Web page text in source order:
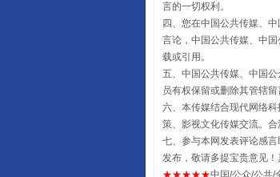
事关残
言的一切权利。
四、您在中国公共传媒、
言论，中国公共传媒、中
载或引用。
五、中国公共传媒、中国
员有权保留或删除其管辖留
六、本传媒结合现代网络
策、影视文化传媒交流。合
七、参与本网发表评论感
发布，敬请多提宝贵意见
★★★★★中国/公众/公共/